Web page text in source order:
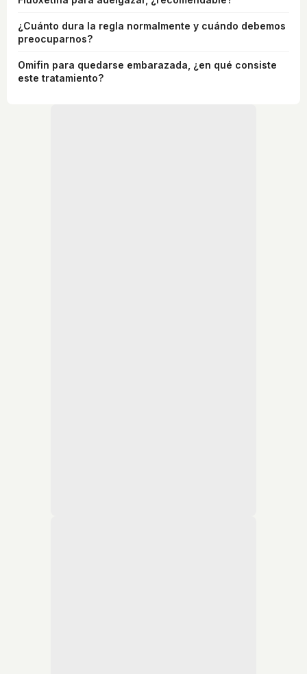
¿Cuánto dura la regla normalmente y cuándo debemos
preocuparnos?
Omifin para quedarse embarazada, ¿en qué consiste
este tratamiento?